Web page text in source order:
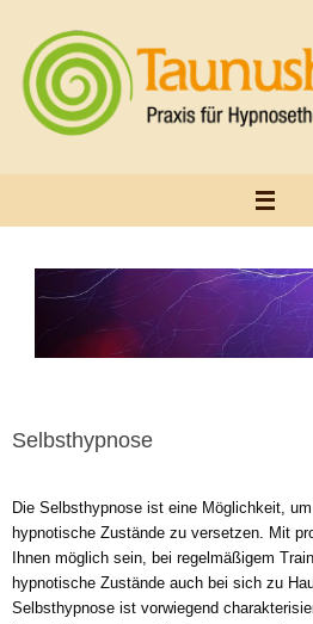
springen
Selbsthypnose
Die Selbsthypnose ist eine Möglichkeit,
hypnotische Zustände zu versetzen. Mit
Ihnen möglich sein, bei regelmäßigem
hypnotische Zustände auch bei sich zu
Selbsthypnose ist vorwiegend